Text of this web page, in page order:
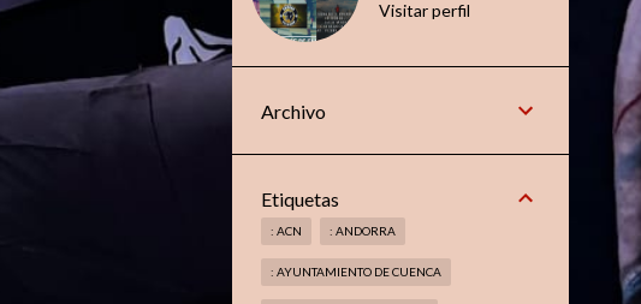
Visitar perfil
Archivo
Etiquetas
: ACN : ANDORRA
: AYUNTAMIENTO DE CUENCA